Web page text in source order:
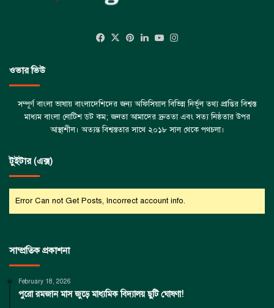
Facebook
X Pinterest
LinkedInYouTube
ওভার ভিউ
সম্পূর্ণ বাংলা ভাষায় বাংলাদেশিদের জন্য অফিসিয়াল বিভিন্ন নির্ভূল তথ্য প্রাপ্তির বিশ্বস্ত
মাধ্যম বাংলা নোটিশ ডট কম; জনতা আমাদের দ্রুততা এবং সত্য নিষ্ঠতার উপর
আস্থাশীল। অত্যন্ত বিশ্বস্ততার সাথে ২০১৮ সাল থেকে পথচলা।
টুইটার (এক্স)
Error Can not Get Posts, Incorrect account info.
সাম্প্রতিক প্রকাশনা
February 18, 2026
পুরো রমজান মাস জুড়ে মাধ্যমিক বিদ্যালয় ছুটি ঘোষণা!